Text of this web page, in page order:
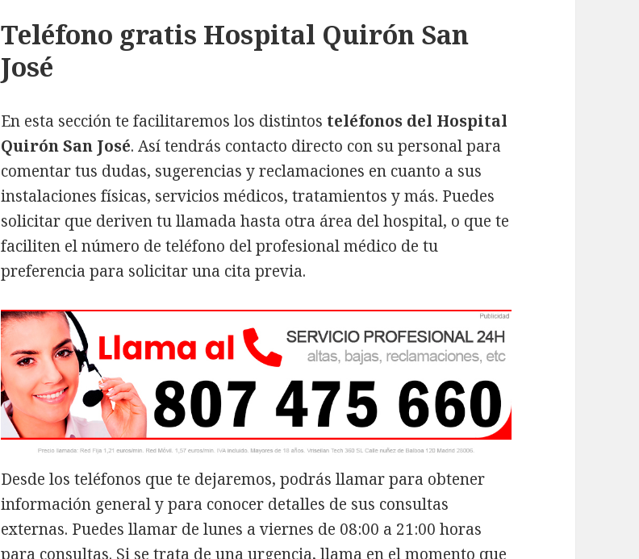
Teléfono gratis Hospital Quirón San
José
En esta sección te facilitaremos los distintos teléfonos del Hospital
Quirón San José. Así tendrás contacto directo con su personal para
comentar tus dudas, sugerencias y reclamaciones en cuanto a sus
instalaciones físicas, servicios médicos, tratamientos y más. Puedes
solicitar que deriven tu llamada hasta otra área del hospital, o que te
faciliten el número de teléfono del profesional médico de tu
preferencia para solicitar una cita previa.
Desde los teléfonos que te dejaremos, podrás llamar para obtener
información general y para conocer detalles de sus consultas
externas. Puedes llamar de lunes a viernes de 08:00 a 21:00 horas
para consultas. Si se trata de una urgencia, llama en el momento que